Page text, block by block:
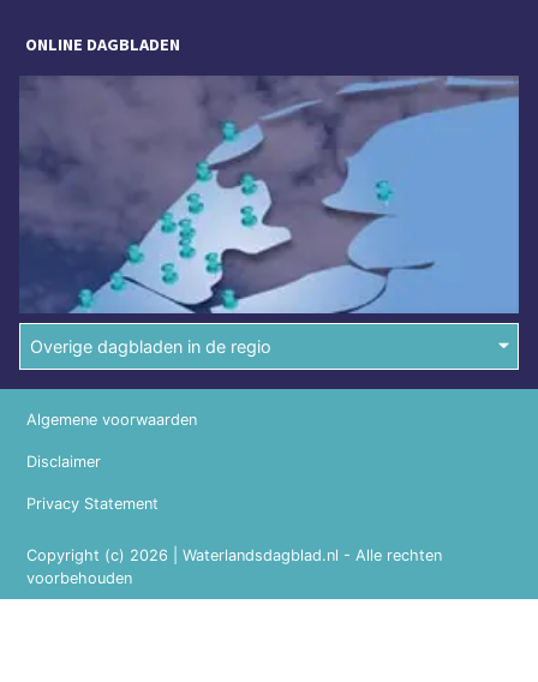
ONLINE DAGBLADEN
Overige dagbladen in de regio
Copyright (c) 2026 | Waterlandsdagblad.nl - Alle rechten
voorbehouden
Algemene voorwaarden
Disclaimer
Privacy Statement